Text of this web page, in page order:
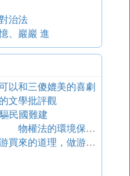
治法
、巖巖 進
以和三傻媲美的喜劇
文學批評觀
民國難建
自然環境理念與民法典制定 物權法的環境保護功能：理念與模式
西山居鄒濤：花了80萬玩手游買來的道理，做游戲需要&quot;三觀&quot;